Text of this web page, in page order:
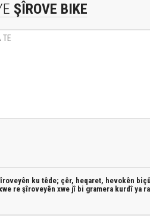
ŞÎROVE BIKE
ku têde; çêr, heqaret, hevokên
re şîroveyên xwe jî bi gramera kurdî ya